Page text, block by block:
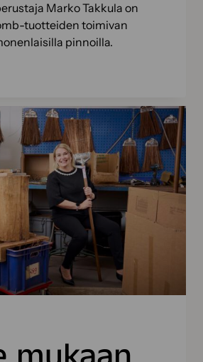
Marko Takkula on
tuotteiden toimivan
pinnoilla.